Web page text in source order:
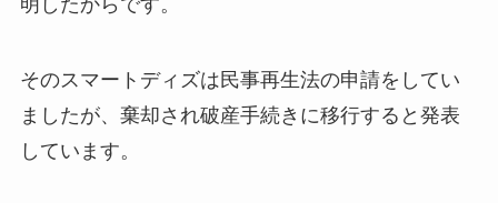
そのスマートディズは民事再生法の申請をしてい
ましたが、棄却され破産手続きに移行すると発表
しています。